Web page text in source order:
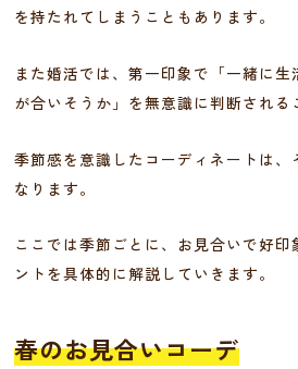
を持たれてしまうこともあります。
また婚活では、第一印象で「一緒に
が合いそうか」を無意識に判断される
季節感を意識したコーディネートは、
なります。
ここでは季節ごとに、お見合いで好印
ントを具体的に解説していきます。
春のお見合いコーデ